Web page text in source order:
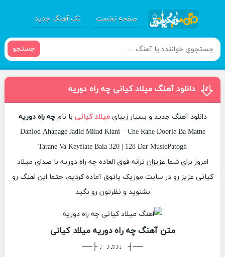
صفحه نخست تک آهنگ جدید
جستجو
دانلود آهنگ میلاد کیانی چه راه دوریه
دانلود آهنگ جدید و بسیار زیبایمیلاد کیانی با نامچه راه دوریه
Danlod Ahanage Jadid Milad Kiani – Che Rahe Doorie Ba Matne
Tarane Va Keyfiate Bala 320 | 128 Dar MusicPatogh
امروز برای شما عزیزان ترانه فوق العاده چه راه دوریه با صدای میلاد
کیانی عزیز رو در سایت موزیک پاتوق آماده کردیم، حتما این اهنگ رو
بشنوید و نظرتون رو بگید
متن آهنگ چه راه دوریه میلاد کیانی
──┤ ♩♪♫♪♩ ├──